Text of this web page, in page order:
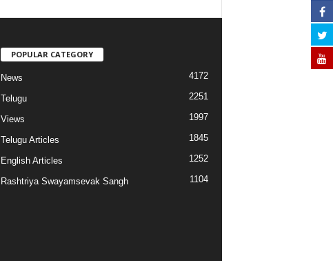
POPULAR CATEGORY
News 4172
Telugu 2251
Views 1997
Telugu Articles 1845
English Articles 1252
Rashtriya Swayamsevak Sangh 1104